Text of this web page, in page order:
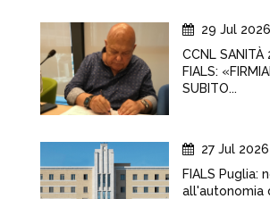
29 Jul 2026
CCNL SANITÀ
FIALS:
SUBITO...
27 Jul 2026
FIALS Puglia:
all'autonomia